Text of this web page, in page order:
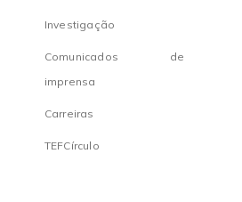
Investigação
Comunicados de
imprensa
Carreiras
TEFCírculo